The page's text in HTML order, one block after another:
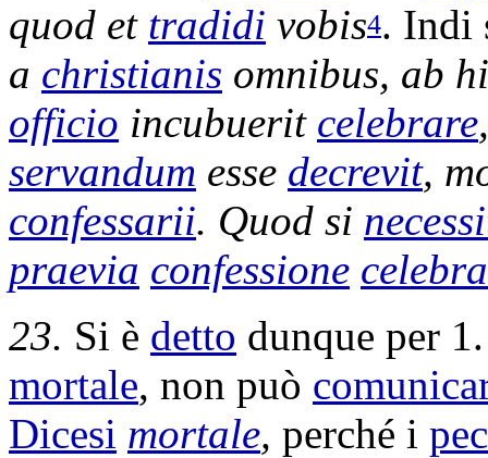
quod et tradidi vobis4.
a christianis omnibus, ab
officio incubuerit celebrare
servandum esse decrevit,
confessarii. Quod si
praevia confessione
23. Si è detto dunque per
mortale, non può
Dicesi mortale, perché i